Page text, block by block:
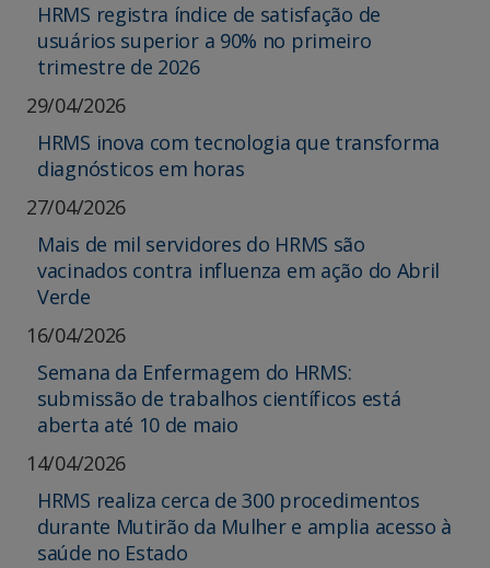
HRMS registra índice de satisfação de
usuários superior a 90% no primeiro
trimestre de 2026
29/04/2026
HRMS inova com tecnologia que transforma
diagnósticos em horas
27/04/2026
Mais de mil servidores do HRMS são
vacinados contra influenza em ação do Abril
Verde
16/04/2026
Semana da Enfermagem do HRMS:
submissão de trabalhos científicos está
aberta até 10 de maio
14/04/2026
HRMS realiza cerca de 300 procedimentos
durante Mutirão da Mulher e amplia acesso à
saúde no Estado